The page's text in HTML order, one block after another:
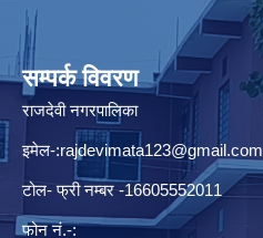
सम्पर्क विवरण
राजदेवी नगरपालिका
इमेल-:rajdevimata123@gmail.com
टोल- फ्री नम्बर -16605552011
फोन नं.-: